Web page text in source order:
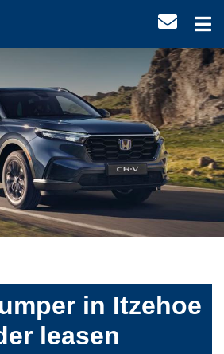
in Itzehoe
leasen